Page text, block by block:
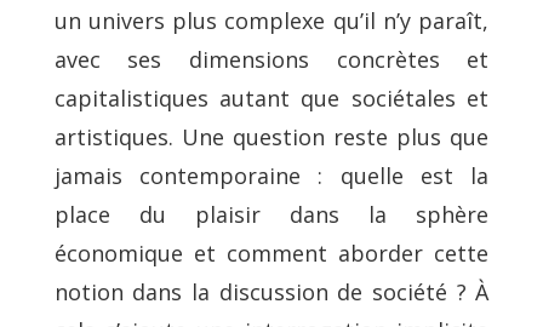
un univers plus complexe qu’il n’y paraît,
avec ses dimensions concrètes et
capitalistiques autant que sociétales et
artistiques. Une question reste plus que
jamais contemporaine : quelle est la
place du plaisir dans la sphère
économique et comment aborder cette
notion dans la discussion de société ? À